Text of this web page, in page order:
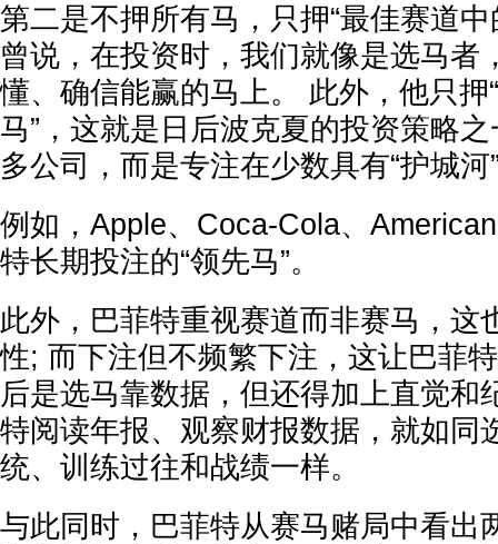
第二是不押所有马，只押“最佳赛道
曾说，在投资时，我们就像是选马者
懂、确信能赢的马上。 此外，他只押
马”，这就是日后波克夏的投资策略
多公司，而是专注在少数具有“护城河
例如，Apple、Coca-Cola、
特长期投注的“领先马”。
此外，巴菲特重视赛道而非赛马，这
性; 而下注但不频繁下注，这让巴菲
后是选马靠数据，但还得加上直觉和
特阅读年报、观察财报数据，就如同
统、训练过往和战绩一样。
与此同时，巴菲特从赛马赌局中看出